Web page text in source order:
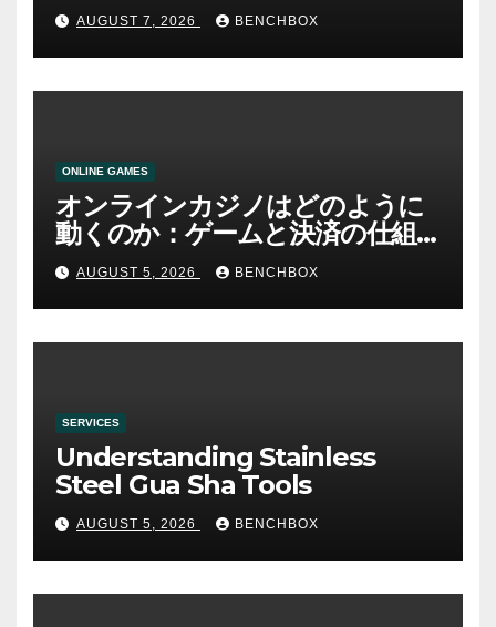
AUGUST 7, 2026 BENCHBOX
ONLINE GAMES
オンラインカジノはどのように
動くのか：ゲームと決済の仕組
みAUGUST 5, 2026 BENCHBOX
SERVICES
Understanding Stainless
Steel Gua Sha Tools
AUGUST 5, 2026 BENCHBOX